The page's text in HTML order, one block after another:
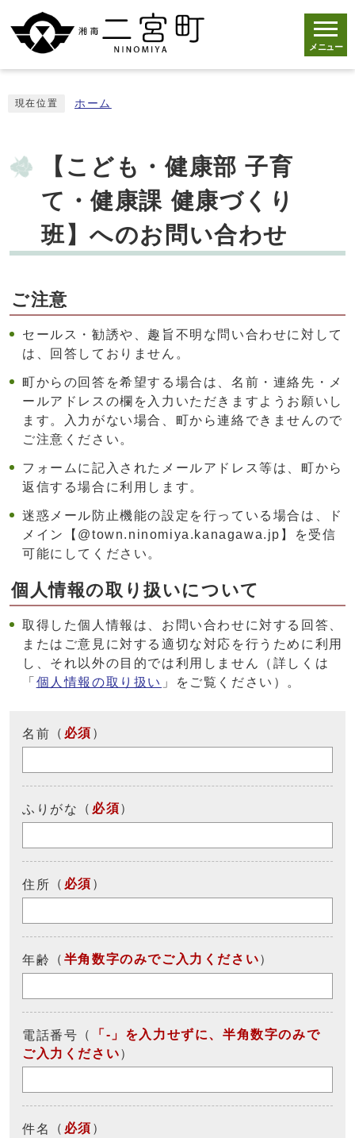
メニュー
現在位置 ホーム
【こども・健康部 子育
て・健康課 健康づくり
班】へのお問い合わせ
ご注意
セールス・勧誘や、趣旨不明な問い合わせに対して
は、回答しておりません。
町からの回答を希望する場合は、名前・連絡先・メ
ールアドレスの欄を入力いただきますようお願いし
ます。入力がない場合、町から連絡できませんので
ご注意ください。
フォームに記入されたメールアドレス等は、町から
返信する場合に利用します。
迷惑メール防止機能の設定を行っている場合は、ド
メイン【@town.ninomiya.kanagawa.jp】を受信
可能にしてください。
個人情報の取り扱いについて
取得した個人情報は、お問い合わせに対する回答、
またはご意見に対する適切な対応を行うために利用
し、それ以外の目的では利用しません（詳しくは
「 個人情報の取り扱い 」をご覧ください）。
名前 （ 必須 ）
ふりがな （ 必須）
住所 （ 必須 ）
年齢 （ 半角数字のみでご入力ください）
電話番号 （
「-」を入力せずに、半角数字のみで
ご入力ください）
件名 （ 必須 ）